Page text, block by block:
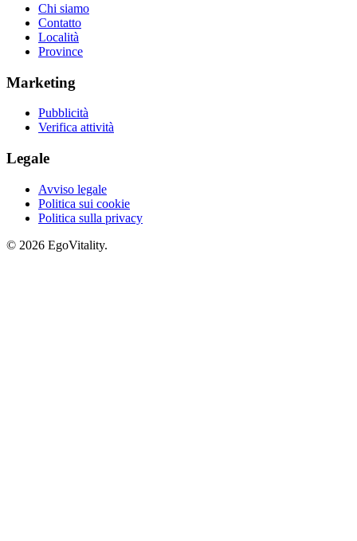
Chi siamo
Contatto
Località
Province
Marketing
Pubblicità
Verifica attività
Legale
Avviso legale
Politica sui cookie
Politica sulla privacy
© 2026 EgoVitality.